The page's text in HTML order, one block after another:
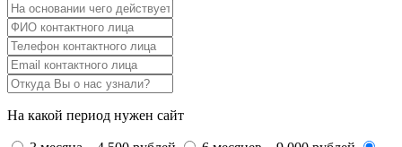
На какой период нужен сайт